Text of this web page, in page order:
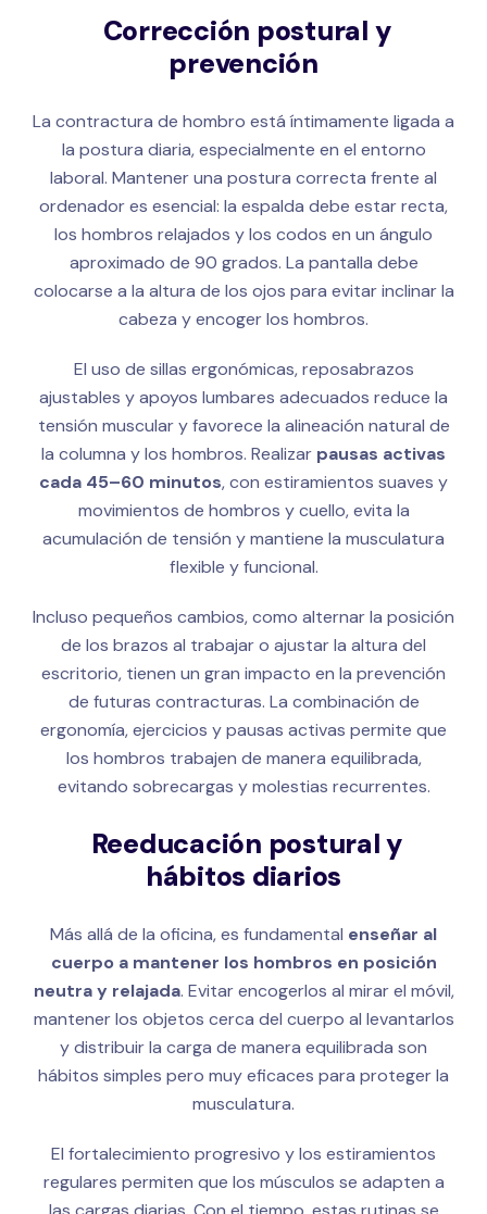
Corrección postural y
prevención
La contractura de hombro está íntimamente ligada a
la postura diaria, especialmente en el entorno
laboral. Mantener una postura correcta frente al
ordenador es esencial: la espalda debe estar recta,
los hombros relajados y los codos en un ángulo
aproximado de 90 grados. La pantalla debe
colocarse a la altura de los ojos para evitar inclinar la
cabeza y encoger los hombros.
El uso de sillas ergonómicas, reposabrazos
ajustables y apoyos lumbares adecuados reduce la
tensión muscular y favorece la alineación natural de
la columna y los hombros. Realizar pausas activas
cada 45–60 minutos, con estiramientos suaves y
movimientos de hombros y cuello, evita la
acumulación de tensión y mantiene la musculatura
flexible y funcional.
Incluso pequeños cambios, como alternar la posición
de los brazos al trabajar o ajustar la altura del
escritorio, tienen un gran impacto en la prevención
de futuras contracturas. La combinación de
ergonomía, ejercicios y pausas activas permite que
los hombros trabajen de manera equilibrada,
evitando sobrecargas y molestias recurrentes.
Reeducación postural y
hábitos diarios
Más allá de la oficina, es fundamental enseñar al
cuerpo a mantener los hombros en posición
neutra y relajada. Evitar encogerlos al mirar el móvil,
mantener los objetos cerca del cuerpo al levantarlos
y distribuir la carga de manera equilibrada son
hábitos simples pero muy eficaces para proteger la
musculatura.
El fortalecimiento progresivo y los estiramientos
regulares permiten que los músculos se adapten a